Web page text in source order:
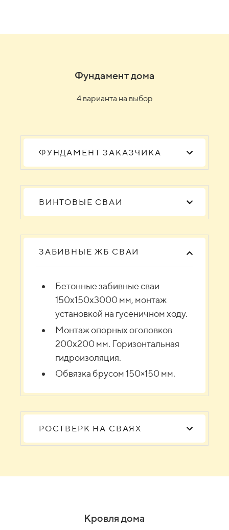
Фундамент дома
4 варианта на выбор
ФУНДАМЕНТ ЗАКАЗЧИКА
ВИНТОВЫЕ СВАИ
ЗАБИВНЫЕ ЖБ СВАИ
Бетонные забивные сваи
150х150х3000 мм, монтаж
установкой на гусеничном ходу.
Монтаж опорных оголовков
200х200 мм. Горизонтальная
гидроизоляция.
Обвязка брусом 150×150 мм.
РОСТВЕРК НА СВАЯХ
Кровля дома